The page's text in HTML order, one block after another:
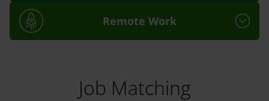
Remote Work
Job Matching